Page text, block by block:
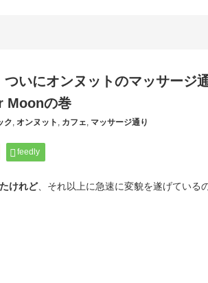
ついにオンヌットのマッサージ
Moonの巻
ク, オンヌット , カフェ, マッサージ通り
feedly
けれど、それ以上に急速に変貌を遂げている